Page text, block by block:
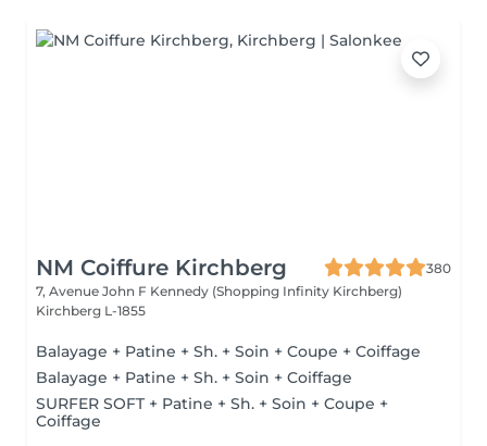
NM Coiffure Kirchberg
380
7, Avenue John F Kennedy (Shopping Infinity Kirchberg)
Kirchberg L-1855
Balayage + Patine + Sh. + Soin + Coupe + Coiffage
Balayage + Patine + Sh. + Soin + Coiffage
SURFER SOFT + Patine + Sh. + Soin + Coupe +
Coiffage